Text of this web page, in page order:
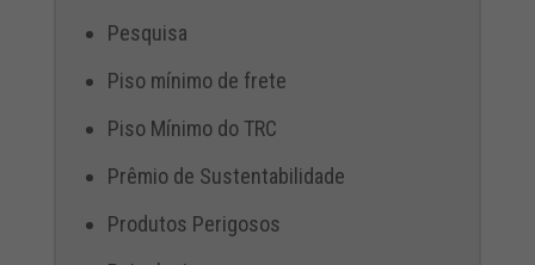
Pesquisa
Piso mínimo de frete
Piso Mínimo do TRC
Prêmio de Sustentabilidade
Produtos Perigosos